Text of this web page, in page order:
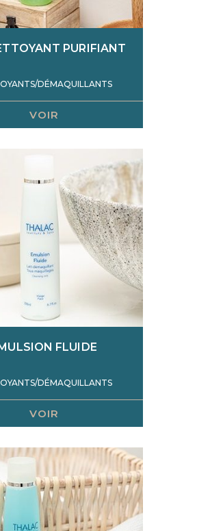
PURIFIANT
DÉMAQUILLANTS
VOIR
FLUIDE
DÉMAQUILLANTS
VOIR